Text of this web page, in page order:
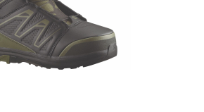
ZUR DETAILSEITE